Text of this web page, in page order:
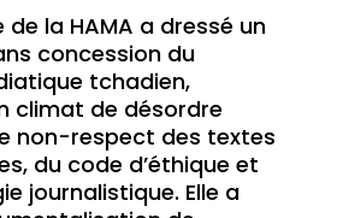
de la HAMA a dressé un
concession du
tchadien,
climat de désordre
non-respect des textes
du code d’éthique et
journalistique. Elle a